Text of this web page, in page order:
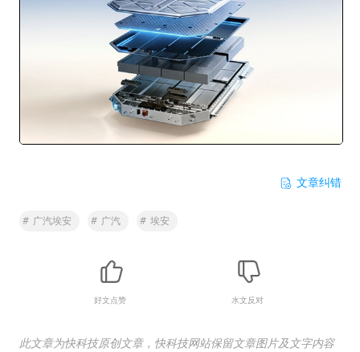
文章纠错
# 广汽埃安 # 广汽 # 埃安
好文点赞 水文反对
此文章为快科技原创文章，快科技网站保留文章图片及文字内容